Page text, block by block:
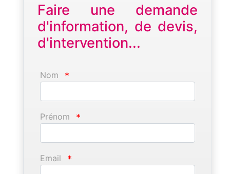
Faire une demande
d'information, de devis,
d'intervention...
Nom *
Prénom *
Email *